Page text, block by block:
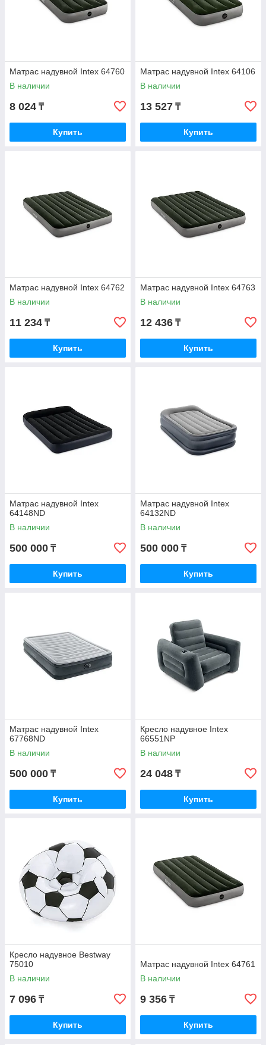
Матрас надувной Intex 64760
В наличии
8 024 ₸
Купить
Матрас надувной Intex 64106
В наличии
13 527 ₸
Купить
Матрас надувной Intex 64762
В наличии
11 234 ₸
Купить
Матрас надувной Intex 64763
В наличии
12 436 ₸
Купить
Матрас надувной Intex
64148ND
В наличии
500 000 ₸
Купить
Матрас надувной Intex
64132ND
В наличии
500 000 ₸
Купить
Матрас надувной Intex
67768ND
В наличии
500 000 ₸
Купить
Кресло надувное Intex
66551NP
В наличии
24 048 ₸
Купить
Кресло надувное Bestway
75010
В наличии
7 096 ₸
Купить
Матрас надувной Intex 64761
В наличии
9 356 ₸
Купить